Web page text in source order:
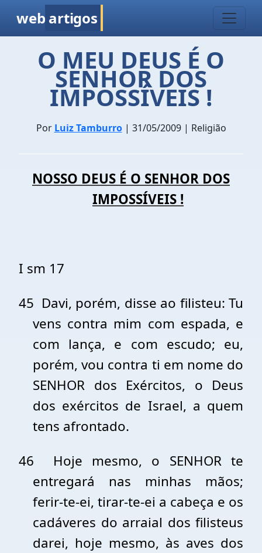
web artigos
O MEU DEUS É O
SENHOR DOS
IMPOSSÍVEIS !
Por Luiz Tamburro| 31/05/2009 | Religião
NOSSO DEUS É O SENHOR DOS
IMPOSSÍVEIS !
I sm 17
45 Davi, porém, disse ao filisteu: Tu
vens contra mim com espada, e
com lança, e com escudo; eu,
porém, vou contra ti em nome do
SENHOR dos Exércitos, o Deus
dos exércitos de Israel, a quem
tens afrontado.
46
Hoje mesmo, o SENHOR te
entregará nas minhas mãos;
ferir-te-ei, tirar-te-ei a cabeça e os
cadáveres do arraial dos filisteus
darei, hoje mesmo, às aves dos